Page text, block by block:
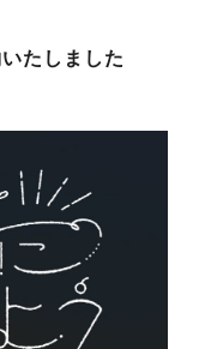
たしました